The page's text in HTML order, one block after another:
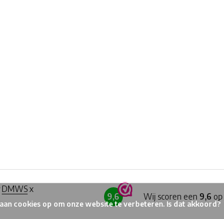
DMWSx
9,6 Wij scoren een 9,6 op
cookies op om onze website te verbeteren. Is dat akkoord?